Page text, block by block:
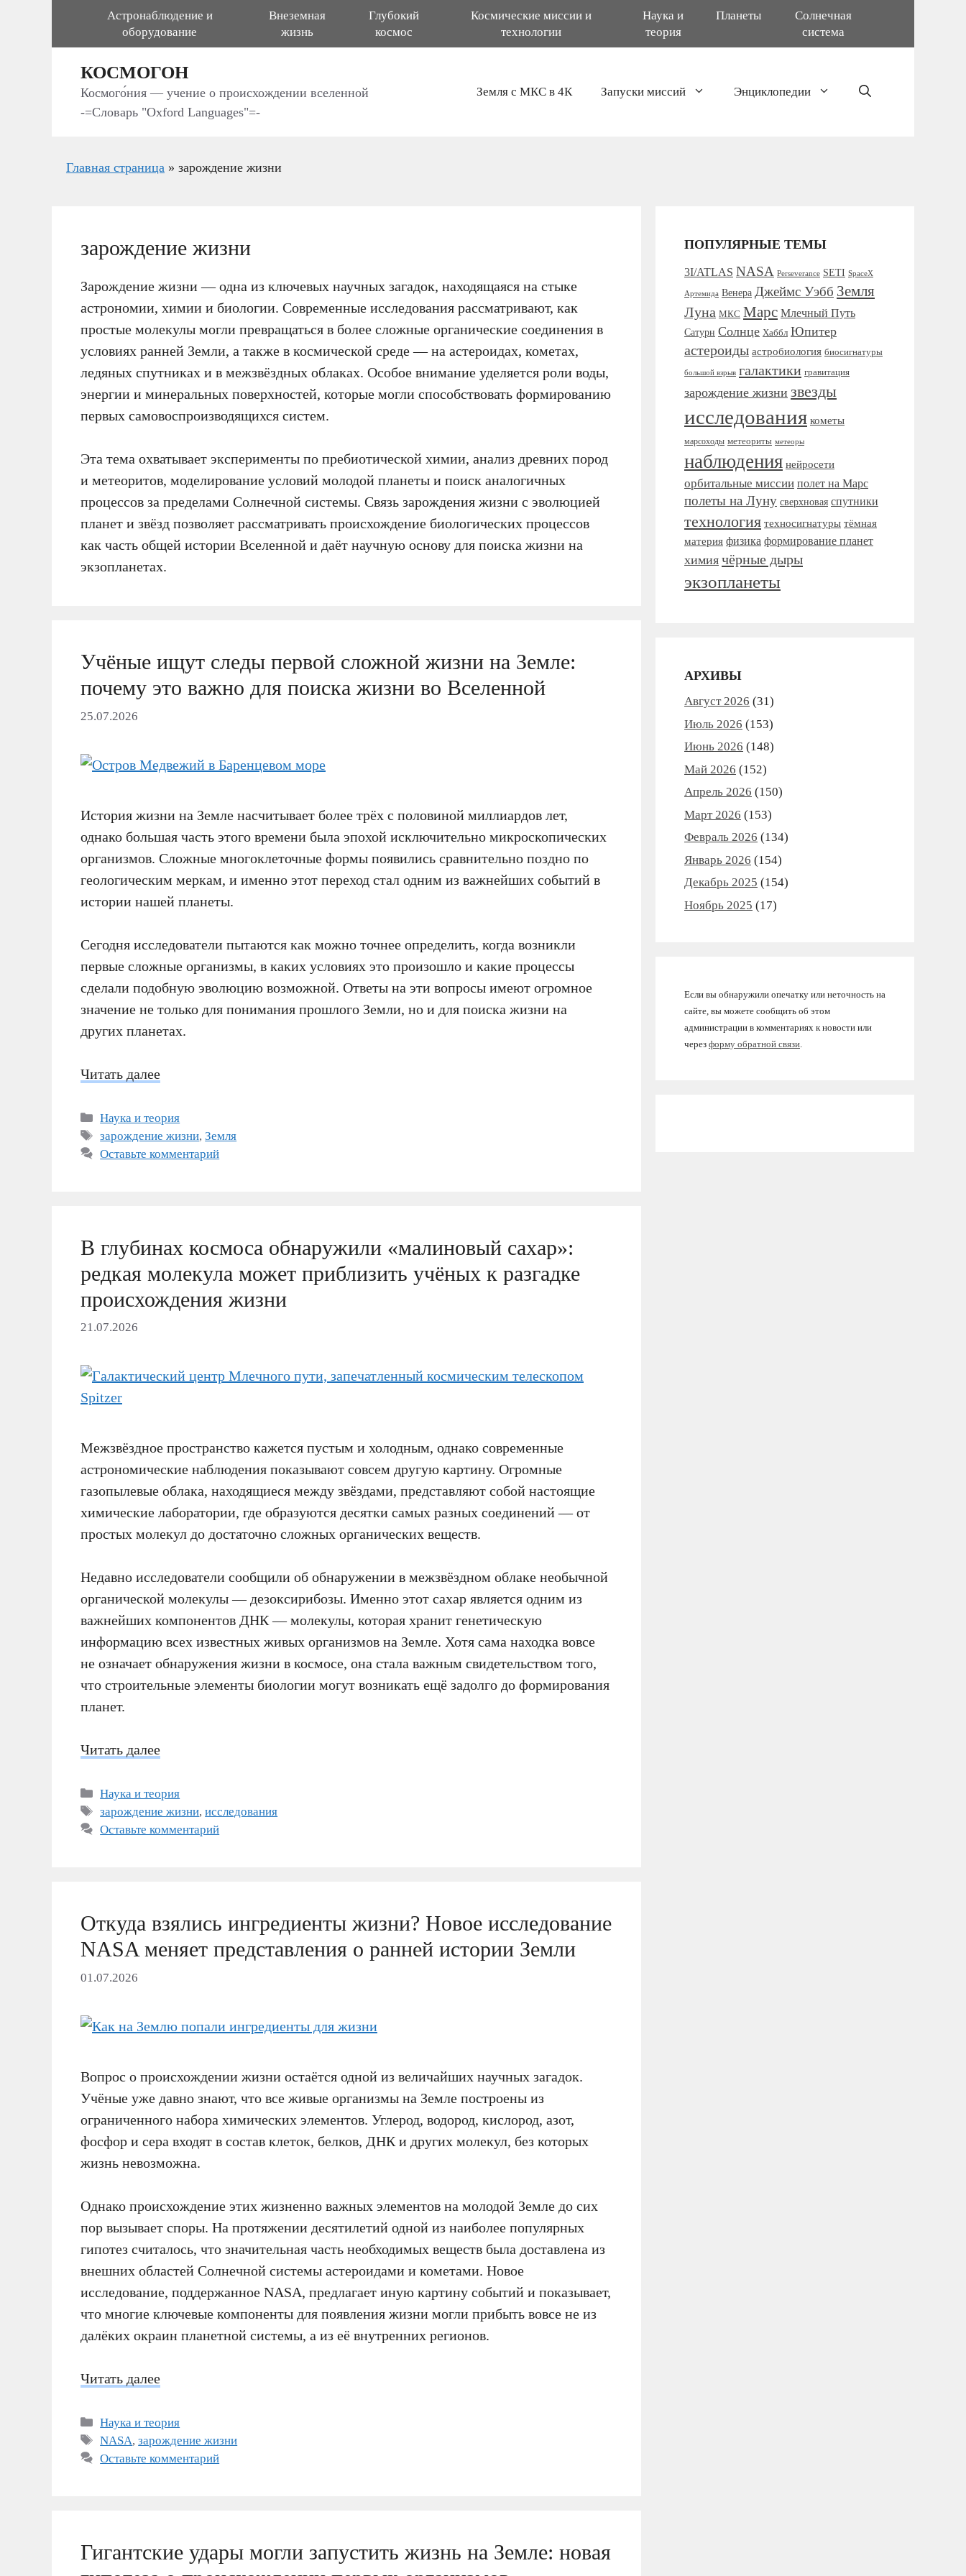
Астронаблюдение и
оборудование
Внеземная
жизнь
Глубокий
космос
Космические миссии и
технологии
Наука и
теория
Планеты
Солнечная
система
КОСМОГОН
Космого́ния — учение о происхождении вселенной
-=Словарь "Oxford Languages"=-
Земля с МКС в 4К Запуски миссий Энциклопедии
Главная страница » зарождение жизни
зарождение жизни
Зарождение жизни — одна из ключевых научных загадок, находящаяся на стыке
астрономии, химии и биологии. Современные исследования рассматривают, как
простые молекулы могли превращаться в более сложные органические соединения в
условиях ранней Земли, а также в космической среде — на астероидах, кометах,
ледяных спутниках и в межзвёздных облаках. Особое внимание уделяется роли воды,
энергии и минеральных поверхностей, которые могли способствовать формированию
первых самовоспроизводящихся систем.
Эта тема охватывает эксперименты по пребиотической химии, анализ древних пород
и метеоритов, моделирование условий молодой планеты и поиск аналогичных
процессов за пределами Солнечной системы. Связь зарождения жизни с эволюцией
планет и звёзд позволяет рассматривать происхождение биологических процессов
как часть общей истории Вселенной и даёт научную основу для поиска жизни на
экзопланетах.
Учёные ищут следы первой сложной жизни на Земле:
почему это важно для поиска жизни во Вселенной
25.07.2026
История жизни на Земле насчитывает более трёх с половиной миллиардов лет,
однако большая часть этого времени была эпохой исключительно микроскопических
организмов. Сложные многоклеточные формы появились сравнительно поздно по
геологическим меркам, и именно этот переход стал одним из важнейших событий в
истории нашей планеты.
Сегодня исследователи пытаются как можно точнее определить, когда возникли
первые сложные организмы, в каких условиях это произошло и какие процессы
сделали подобную эволюцию возможной. Ответы на эти вопросы имеют огромное
значение не только для понимания прошлого Земли, но и для поиска жизни на
других планетах.
Читать далее
Рубрики
Наука и теория
Метки
зарождение жизни,Земля
Оставьте комментарий
В глубинах космоса обнаружили «малиновый сахар»:
редкая молекула может приблизить учёных к разгадке
происхождения жизни
21.07.2026
Межзвёздное пространство кажется пустым и холодным, однако современные
астрономические наблюдения показывают совсем другую картину. Огромные
газопылевые облака, находящиеся между звёздами, представляют собой настоящие
химические лаборатории, где образуются десятки самых разных соединений — от
простых молекул до достаточно сложных органических веществ.
Недавно исследователи сообщили об обнаружении в межзвёздном облаке необычной
органической молекулы — дезоксирибозы. Именно этот сахар является одним из
важнейших компонентов ДНК — молекулы, которая хранит генетическую
информацию всех известных живых организмов на Земле. Хотя сама находка вовсе
не означает обнаружения жизни в космосе, она стала важным свидетельством того,
что строительные элементы биологии могут возникать ещё задолго до формирования
планет.
Читать далее
Рубрики
Наука и теория
Метки
зарождение жизни,исследования
Оставьте комментарий
Откуда взялись ингредиенты жизни? Новое исследование
NASA меняет представления о ранней истории Земли
01.07.2026
Вопрос о происхождении жизни остаётся одной из величайших научных загадок.
Учёные уже давно знают, что все живые организмы на Земле построены из
ограниченного набора химических элементов. Углерод, водород, кислород, азот,
фосфор и сера входят в состав клеток, белков, ДНК и других молекул, без которых
жизнь невозможна.
Однако происхождение этих жизненно важных элементов на молодой Земле до сих
пор вызывает споры. На протяжении десятилетий одной из наиболее популярных
гипотез считалось, что значительная часть необходимых веществ была доставлена из
внешних областей Солнечной системы астероидами и кометами. Новое
исследование, поддержанное NASA, предлагает иную картину событий и показывает,
что многие ключевые компоненты для появления жизни могли прибыть вовсе не из
далёких окраин планетной системы, а из её внутренних регионов.
Читать далее
Рубрики
Наука и теория
Метки
NASA,зарождение жизни
Оставьте комментарий
Гигантские удары могли запустить жизнь на Земле: новая
ПОПУЛЯРНЫЕ ТЕМЫ
3I/ATLAS NASA Perseverance SETI SpaceX
Артемида Венера Джеймс Уэбб Земля
Луна МКС Марс Млечный Путь
Сатурн Солнце Хаббл Юпитер
астероиды астробиология биосигнатуры
большой взрыв галактики гравитация
зарождение жизни звезды
исследования кометы
марсоходы метеориты метеоры
наблюдения нейросети
орбитальные миссии полет на Марс
полеты на Луну сверхновая спутники
технология техносигнатуры тёмная
материя физика формирование планет
химия чёрные дыры
экзопланеты
АРХИВЫ
Август 2026 (31)
Июль 2026 (153)
Июнь 2026 (148)
Май 2026 (152)
Апрель 2026 (150)
Март 2026 (153)
Февраль 2026 (134)
Январь 2026 (154)
Декабрь 2025 (154)
Ноябрь 2025 (17)
Если вы обнаружили опечатку или неточность на
сайте, вы можете сообщить об этом
администрации в комментариях к новости или
через форму обратной связи